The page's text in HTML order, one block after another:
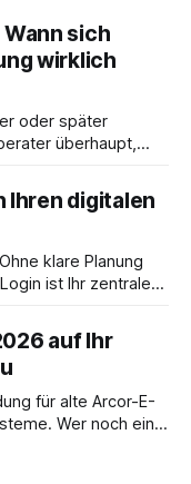
schwierige
der Klinik bleiben –
außerklinische
Sie
sich
wirklich
oder später
überhaupt,
eine Steuersoftware
Veränderungen
meist
Ihren digitalen
klare Planung
ist Ihr zentraler
rund um
Leitfaden
Einstieg
auf Ihr
Wer noch eine
E-Mail & Cloud